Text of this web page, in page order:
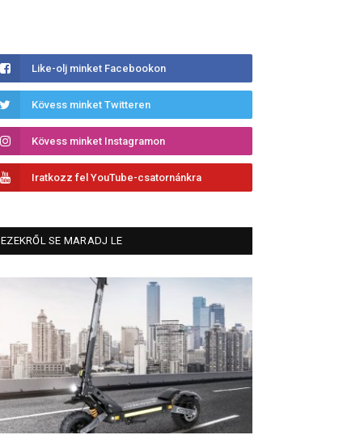
Like-olj minket Facebookon
Kövess minket Twitteren
Kövess minket Instagramon
Iratkozz fel YouTube-csatornánkra
EZEKRŐL SE MARADJ LE